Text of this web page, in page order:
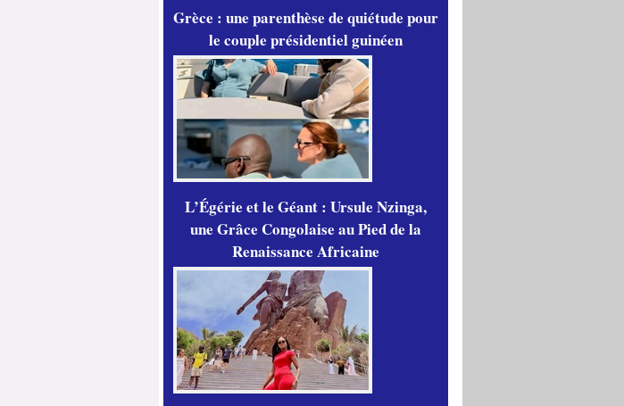
Grèce : une parenthèse de quiétude pour
le couple présidentiel guinéen
L’Égérie et le Géant : Ursule Nzinga,
une Grâce Congolaise au Pied de la
Renaissance Africaine